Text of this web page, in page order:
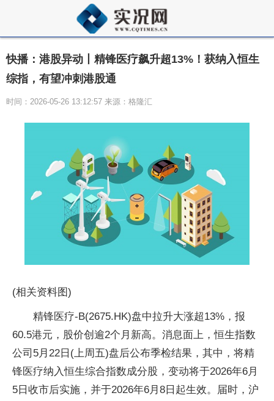
快播：港股异动丨精锋医疗飙升超13%！获纳入恒生
综指，有望冲刺港股通
时间：2026-05-26 13:12:57 来源：格隆汇
(相关资料图)
精锋医疗-B(2675.HK)盘中拉升大涨超13%，报
60.5港元，股价创逾2个月新高。消息面上，恒生指数
公司5月22日(上周五)盘后公布季检结果，其中，将精
锋医疗纳入恒生综合指数成分股，变动将于2026年6月
5日收市后实施，并于2026年6月8日起生效。届时，沪